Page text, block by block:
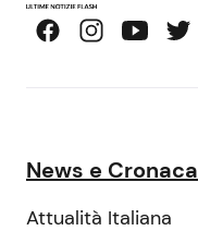
News e Cronaca
Attualità Italiana